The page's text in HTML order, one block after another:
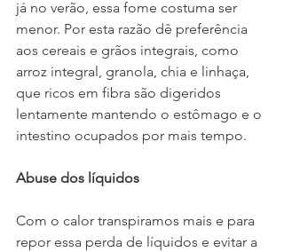
já no verão, essa fome costuma ser
menor. Por esta razão dê preferência
aos cereais e grãos integrais, como
arroz integral, granola, chia e linhaça,
que ricos em fibra são digeridos
lentamente mantendo o estômago e o
intestino ocupados por mais tempo.
Abuse dos líquidos
Com o calor transpiramos mais e para
repor essa perda de líquidos e evitar a